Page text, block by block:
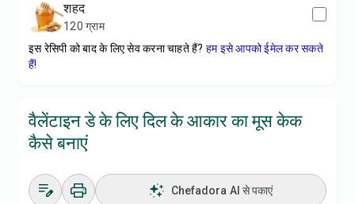
शहद
120 ग्राम
इस रेसिपी को बाद के लिए सेव करना चाहते हैं? हम इसे आपको ईमेल कर सकते
हैं!
वैलेंटाइन डे के लिए दिल के आकार का मूस केक
कैसे बनाएं
Chefadora AI से पकाएं